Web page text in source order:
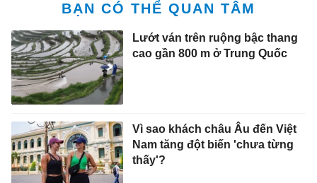
BẠN CÓ THỂ QUAN TÂM
Lướt ván trên ruộng bậc thang
cao gần 800 m ở Trung Quốc
Vì sao khách châu Âu đến Việt
Nam tăng đột biến 'chưa từng
thấy'?